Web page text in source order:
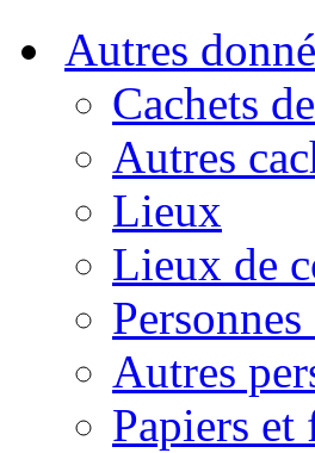
Autres
Cachets
Autres
Lieux
Lieux de
Autres
Papiers